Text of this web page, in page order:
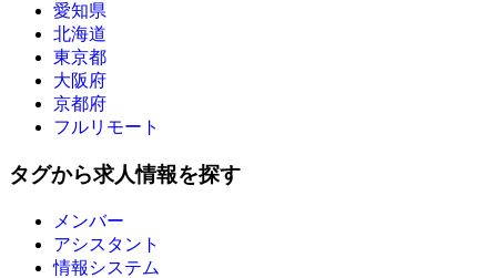
愛知県
北海道
東京都
大阪府
京都府
フルリモート
タグから求人情報を探す
メンバー
アシスタント
情報システム